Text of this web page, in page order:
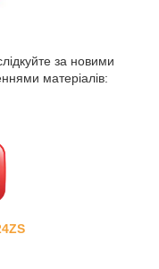
за новими
матеріалів: